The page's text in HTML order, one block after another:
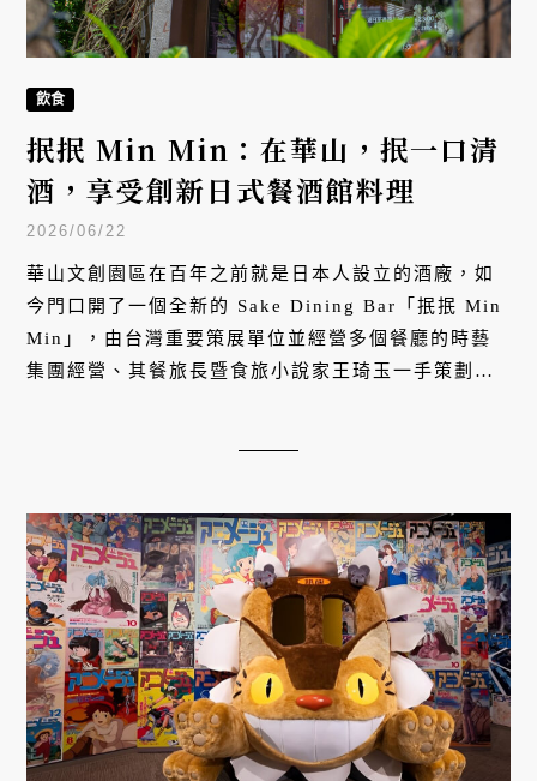
飲食
抿抿 Min Min：在華山，抿一口清
酒，享受創新日式餐酒館料理
2026/06/22
華山文創園區在百年之前就是日本人設立的酒廠，如
今門口開了一個全新的 Sake Dining Bar「抿抿 Min
Min」，由台灣重要策展單位並經營多個餐廳的時藝
集團經營、其餐旅長暨食旅小說家王琦玉一手策劃，